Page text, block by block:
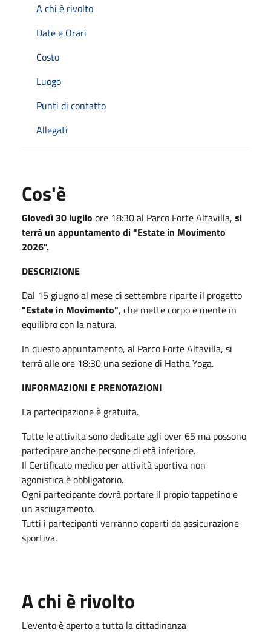
A chi è rivolto
Date e Orari
Costo
Luogo
Punti di contatto
Allegati
Cos'è
Giovedì 30 luglio ore 18:30 al Parco Forte Altavilla, si
terrà un appuntamento di "Estate in Movimento
2026".
DESCRIZIONE
Dal 15 giugno al mese di settembre riparte il progetto
"Estate in Movimento", che mette corpo e mente in
equilibro con la natura.
In questo appuntamento, al Parco Forte Altavilla, si
terrà alle ore 18:30 una sezione di Hatha Yoga.
INFORMAZIONI E PRENOTAZIONI
La partecipazione è gratuita.
Tutte le attivita sono dedicate agli over 65 ma possono
partecipare anche persone di età inferiore.
Il Certificato medico per attività sportiva non
agonistica è obbligatorio.
Ogni partecipante dovrà portare il propio tappetino e
un asciugamento.
Tutti i partecipanti verranno coperti da assicurazione
sportiva.
A chi è rivolto
L'evento è aperto a tutta la cittadinanza